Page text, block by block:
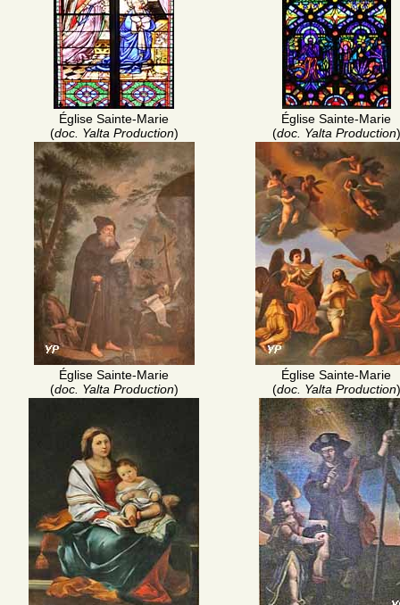
Église Sainte-Marie
(doc. Yalta Production)
Église Sainte-Marie
(doc. Yalta Production)
Église Sainte-Marie
(doc. Yalta Production)
Église Sainte-Marie
(doc. Yalta Production)